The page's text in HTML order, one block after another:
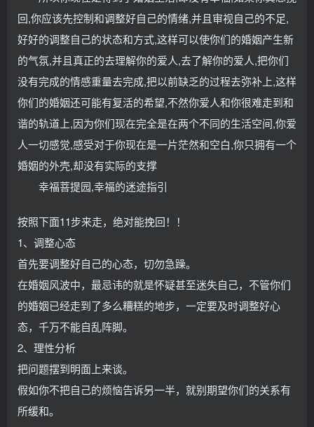
回,你应该先控制和调整好自己的情绪,并且审视自己的不足,
好好的调整自己的状态和方式,这样可以使你们的婚姻产生新
的气氛,并且真正的去理解你的爱人,去了解你的爱人,把你们
没有完成的情感重量去完成,把以前缺乏的过程去弥补上,这样
你们的婚姻还可能有复活的希望,不然你爱人和你很难走到和
谐的轨道上,因为你们现在完全是在两个不同的生活空间,你爱
人一切感觉,感受对于你现在是一片茫然和空白,你只拥有一个
婚姻的外壳,却没有实际的支撑
幸福菩提园,幸福的迷途指引
按照下面11步来走，绝对能挽回！！
1、调整心态
首先要调整好自己的心态，切勿急躁。
在婚姻风波中，最忌讳的就是怀疑甚至迷失自己，不管你们
的婚姻已经走到了多么糟糕的地步，一定要及时调整好心
态，千万不能自乱阵脚。
2、理性分析
把问题摆到明面上来谈。
假如你不把自己的烦恼告诉另一半，就别期望你们的关系有
所缓和。